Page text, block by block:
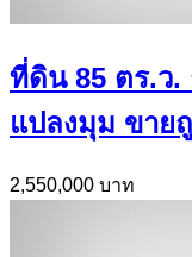
ที่ดิน 85 ตร.ว
แปลงมุม ขาย
2,550,000 บาท